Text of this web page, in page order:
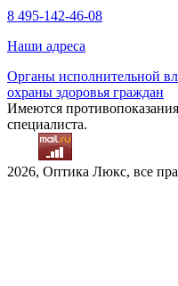
8 495-142-46-08
Наши адреса
Органы исполнительной
охраны здоровья граждан
Имеются
специалиста.
2026, Оптика Люкс, все